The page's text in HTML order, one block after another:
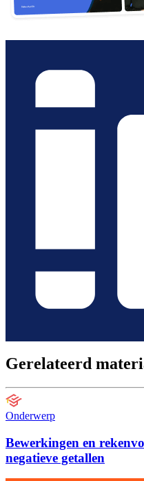
Gerelateerd
Onderwerp
Bewerkingen en
negatieve getallen